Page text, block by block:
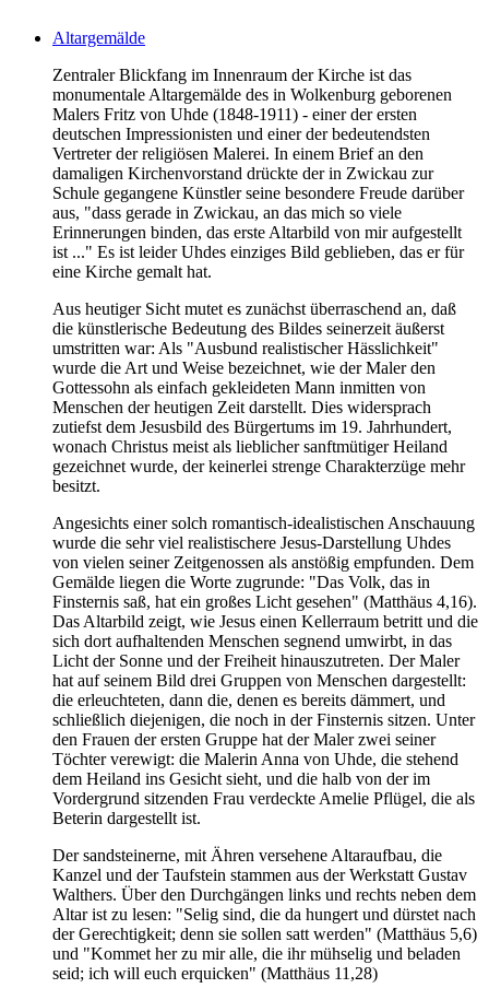
Altargemälde
Zentraler Blickfang im Innenraum der Kirche ist das
monumentale Altargemälde des in Wolkenburg geborenen
Malers Fritz von Uhde (1848-1911) - einer der ersten
deutschen Impressionisten und einer der bedeutendsten
Vertreter der religiösen Malerei. In einem Brief an den
damaligen Kirchenvorstand drückte der in Zwickau zur
Schule gegangene Künstler seine besondere Freude darüber
aus, "dass gerade in Zwickau, an das mich so viele
Erinnerungen binden, das erste Altarbild von mir aufgestellt
ist ..." Es ist leider Uhdes einziges Bild geblieben, das er für
eine Kirche gemalt hat.
Aus heutiger Sicht mutet es zunächst überraschend an, daß
die künstlerische Bedeutung des Bildes seinerzeit äußerst
umstritten war: Als "Ausbund realistischer Hässlichkeit"
wurde die Art und Weise bezeichnet, wie der Maler den
Gottessohn als einfach gekleideten Mann inmitten von
Menschen der heutigen Zeit darstellt. Dies widersprach
zutiefst dem Jesusbild des Bürgertums im 19. Jahrhundert,
wonach Christus meist als lieblicher sanftmütiger Heiland
gezeichnet wurde, der keinerlei strenge Charakterzüge mehr
besitzt.
Angesichts einer solch romantisch-idealistischen Anschauung
wurde die sehr viel realistischere Jesus-Darstellung Uhdes
von vielen seiner Zeitgenossen als anstößig empfunden. Dem
Gemälde liegen die Worte zugrunde: "Das Volk, das in
Finsternis saß, hat ein großes Licht gesehen" (Matthäus 4,16).
Das Altarbild zeigt, wie Jesus einen Kellerraum betritt und die
sich dort aufhaltenden Menschen segnend umwirbt, in das
Licht der Sonne und der Freiheit hinauszutreten. Der Maler
hat auf seinem Bild drei Gruppen von Menschen dargestellt:
die erleuchteten, dann die, denen es bereits dämmert, und
schließlich diejenigen, die noch in der Finsternis sitzen. Unter
den Frauen der ersten Gruppe hat der Maler zwei seiner
Töchter verewigt: die Malerin Anna von Uhde, die stehend
dem Heiland ins Gesicht sieht, und die halb von der im
Vordergrund sitzenden Frau verdeckte Amelie Pflügel, die als
Beterin dargestellt ist.
Der sandsteinerne, mit Ähren versehene Altaraufbau, die
Kanzel und der Taufstein stammen aus der Werkstatt Gustav
Walthers. Über den Durchgängen links und rechts neben dem
Altar ist zu lesen: "Selig sind, die da hungert und dürstet nach
der Gerechtigkeit; denn sie sollen satt werden" (Matthäus 5,6)
und "Kommet her zu mir alle, die ihr mühselig und beladen
seid; ich will euch erquicken" (Matthäus 11,28)